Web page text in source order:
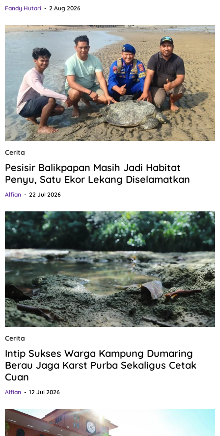
Fandy Hutari 2 Aug 2026
Cerita
Pesisir Balikpapan Masih Jadi Habitat
Penyu, Satu Ekor Lekang Diselamatkan
Alfian 22 Jul 2026
Cerita
Intip Sukses Warga Kampung Dumaring
Berau Jaga Karst Purba Sekaligus Cetak
Cuan
Alfian 12 Jul 2026